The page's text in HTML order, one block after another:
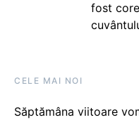
fost
CELE MAI NOI
Săptămâna viitoare